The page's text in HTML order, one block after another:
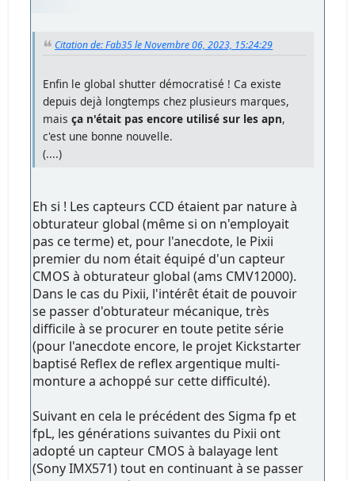
Citation de: Fab35 le Novembre 06, 2023, 15:24:29
Enfin le global shutter démocratisé ! Ca existe
depuis dejà longtemps chez plusieurs marques,
maisça n'était pas encore utilisé sur les apn,
c'est une bonne nouvelle.
(....)
Eh si ! Les capteurs CCD étaient par nature à
obturateur global (même si on n'employait
pas ce terme) et, pour l'anecdote, le Pixii
premier du nom était équipé d'un capteur
CMOS à obturateur global (ams CMV12000).
Dans le cas du Pixii, l'intérêt était de pouvoir
se passer d'obturateur mécanique, très
difficile à se procurer en toute petite série
(pour l'anecdote encore, le projet Kickstarter
baptisé Reflex de reflex argentique multi-
monture a achoppé sur cette difficulté).
Suivant en cela le précédent des Sigma fp et
fpL, les générations suivantes du Pixii ont
adopté un capteur CMOS à balayage lent
(Sony IMX571) tout en continuant à se passer